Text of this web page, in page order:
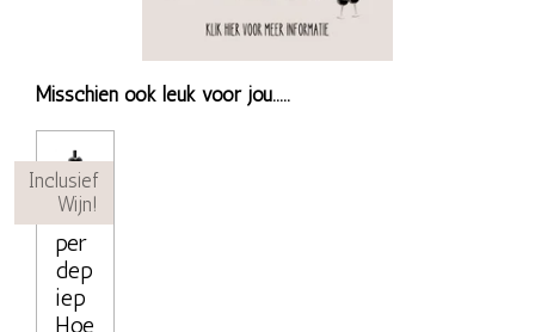
Misschien ook leuk voor jou.....
Inclusief
Wijn!
Hie
per
dep
iep
Hoe